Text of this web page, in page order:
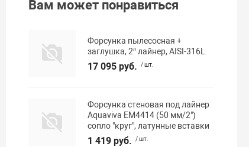
Вам может понравиться
Форсунка пылесосная +
заглушка, 2″ лайнер, AISI-316L
17 095 руб. / шт.
Форсунка стеновая под лайнер
Aquaviva EM4414 (50 мм/2")
сопло "круг", латунные вставки
1 419 руб. / шт.